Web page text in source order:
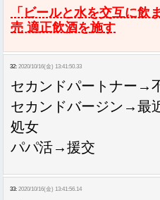
「ビールと水を交互に飲
売 適正飲酒を施す
32: 2020/10/16(金) 13:41:50.33
セカンドパートナー→
セカンドバージン→最
処女
パパ活→援交
33: 2020/10/16(金) 13:41:56.14